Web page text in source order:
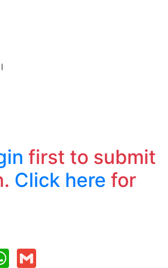
first to submit
Click here for